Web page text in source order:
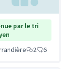
par le tri
2 6